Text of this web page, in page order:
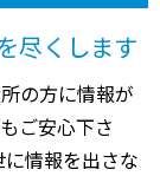
尽くします
の方に情報が
ご安心下さ
情報を出さな